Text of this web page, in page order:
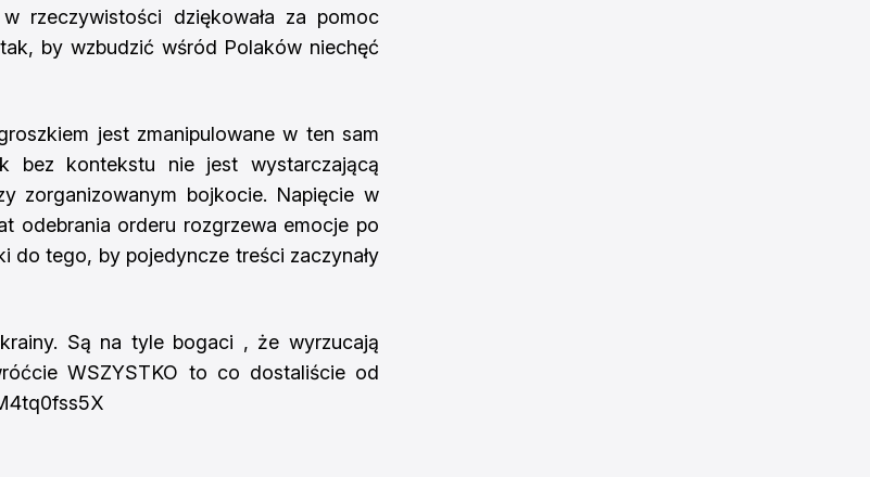
rzeczywistości dziękowała za pomoc
by wzbudzić wśród Polaków niechęć
jest zmanipulowane w ten sam
bez kontekstu nie jest wystarczającą
zorganizowanym bojkocie. Napięcie w
odebrania orderu rozgrzewa emocje po
do tego, by pojedyncze treści zaczynały
Są na tyle bogaci , że wyrzucają
WSZYSTKO to co dostaliście od